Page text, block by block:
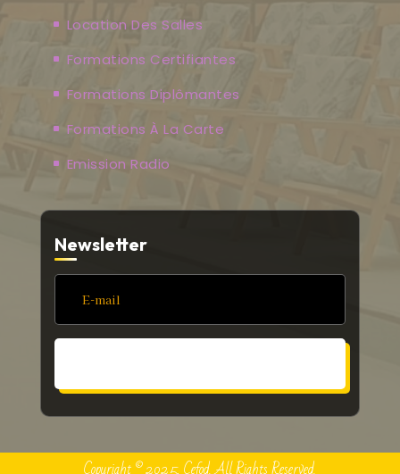
Location Des Salles
Formations Certifiantes
Formations Diplômantes
Formations À La Carte
Emission Radio
Newsletter